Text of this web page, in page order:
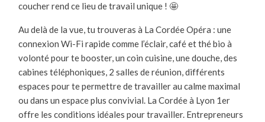
coucher rend ce lieu de travail unique ! 🤩
Au delà de la vue, tu trouveras à La Cordée Opéra : une
connexion Wi-Fi rapide comme l’éclair, café et thé bio à
volonté pour te booster, un coin cuisine, une douche, des
cabines téléphoniques, 2 salles de réunion, différents
espaces pour te permettre de travailler au calme maximal
ou dans un espace plus convivial. La Cordée à Lyon 1er
offre les conditions idéales pour travailler. Entrepreneurs